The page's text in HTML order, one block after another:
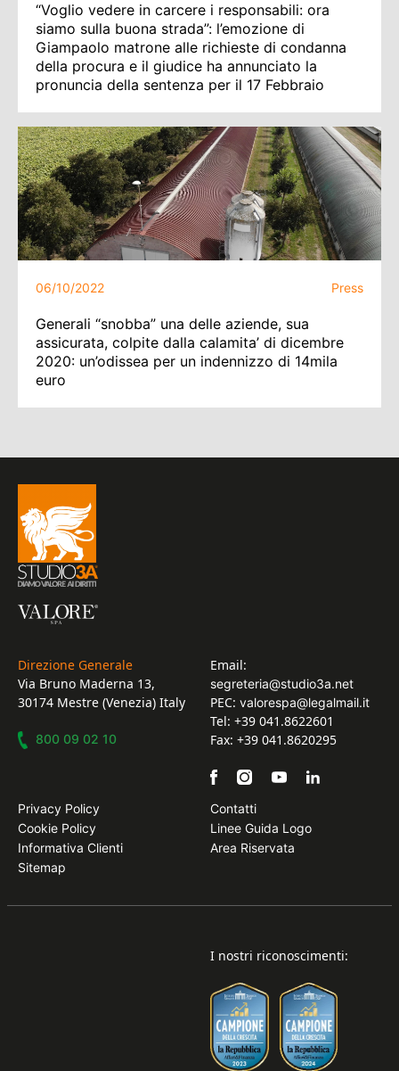
“Voglio vedere in carcere i responsabili: ora
siamo sulla buona strada”: l’emozione di
Giampaolo matrone alle richieste di condanna
della procura e il giudice ha annunciato la
pronuncia della sentenza per il 17 Febbraio
06/10/2022 Press
Generali “snobba” una delle aziende, sua
assicurata, colpite dalla calamita’ di dicembre
2020: un’odissea per un indennizzo di 14mila
euro
Direzione Generale
Via Bruno Maderna 13,
30174 Mestre (Venezia) Italy
800 09 02 10
Email:
segreteria@studio3a.net
PEC: valorespa@legalmail.it
Tel: +39 041.8622601
Fax: +39 041.8620295
Privacy Policy
Cookie Policy
Informativa Clienti
Sitemap
Contatti
Linee Guida Logo
Area Riservata
I nostri riconoscimenti: